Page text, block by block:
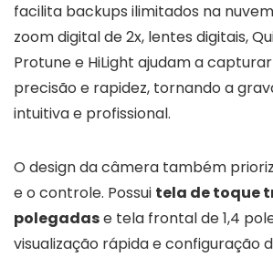
facilita backups ilimitados na
zoom digital de 2x, lentes digitais,
Protune e HiLight ajudam a
precisão e rapidez, tornando a
intuitiva e profissional.
O design da câmera também
e o controle. Possui tela de toque
polegadase tela frontal de 1,4
visualização rápida e configuração